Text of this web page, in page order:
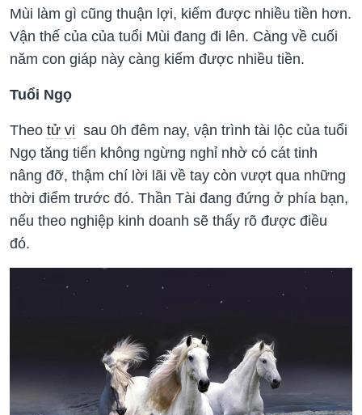
Mùi làm gì cũng thuận lợi, kiếm được nhiều tiền hơn.
Vận thế của của tuổi Mùi đang đi lên. Càng về cuối
năm con giáp này càng kiếm được nhiều tiền.
Tuổi Ngọ
Theo tử vi sau 0h đêm nay, vận trình tài lộc của tuổi
Ngọ tăng tiến không ngừng nghỉ nhờ có cát tinh
nâng đỡ, thậm chí lời lãi về tay còn vượt qua những
thời điểm trước đó. Thần Tài đang đứng ở phía bạn,
nếu theo nghiệp kinh doanh sẽ thấy rõ được điều
đó.